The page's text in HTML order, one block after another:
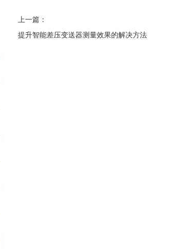
上一篇：
提升智能差压变送器测量效果的解决方法